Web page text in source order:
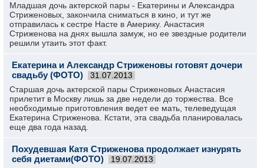
Младшая дочь актерской пары - Екатерины и Александра
Стриженовых, закончила сниматься в кино, и тут же
отправилась к сестре Насте в Америку. Анастасия
Стриженова на днях вышла замуж, но ее звездные родители
решили утаить этот факт.
Екатерина и Александр Стриженовы готовят дочери
свадьбу (ФОТО)
31.07.2013
Старшая дочь актерской пары Стриженовых Анастасия
прилетит в Москву лишь за две недели до торжества. Все
необходимые приготовления ведет ее мать, телеведущая
Екатерина Стриженова. Кстати, эта свадьба планировалась
еще два года назад.
Похудевшая Катя Стриженова продолжает изнурять
себя диетами(ФОТО)
19.07.2013